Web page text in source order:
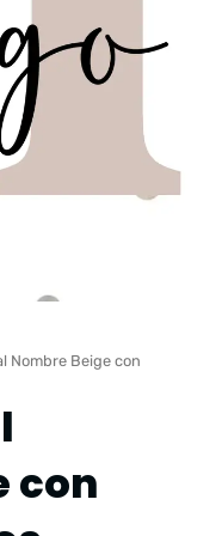
Nombre Beige con
con